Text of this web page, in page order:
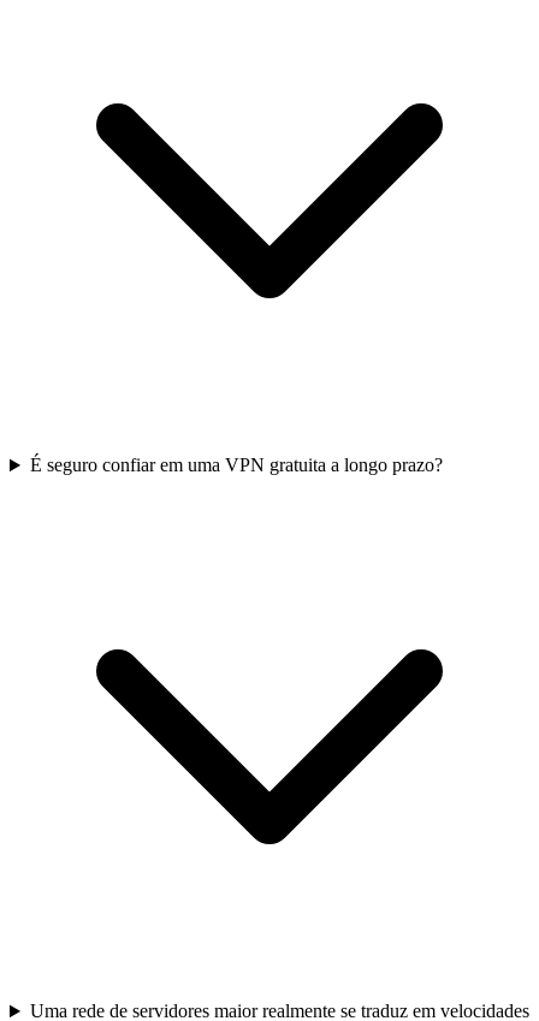
É seguro confiar em uma VPN gratuita a longo prazo?
Uma rede de servidores maior realmente se traduz em velocidades